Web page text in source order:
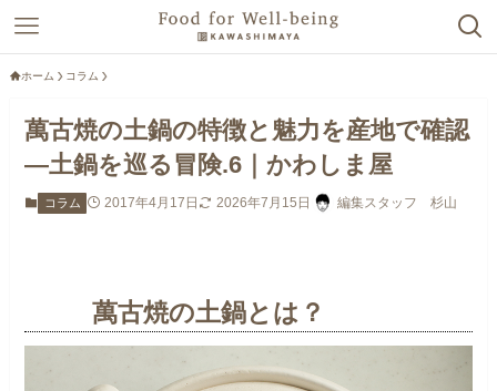
ホーム コラム
萬古焼の土鍋の特徴と魅力を産地で確認
—土鍋を巡る冒険.6｜かわしま屋
コラム 2017年4月17日 2026年7月15日 編集スタッフ 杉山
萬古焼の土鍋とは？